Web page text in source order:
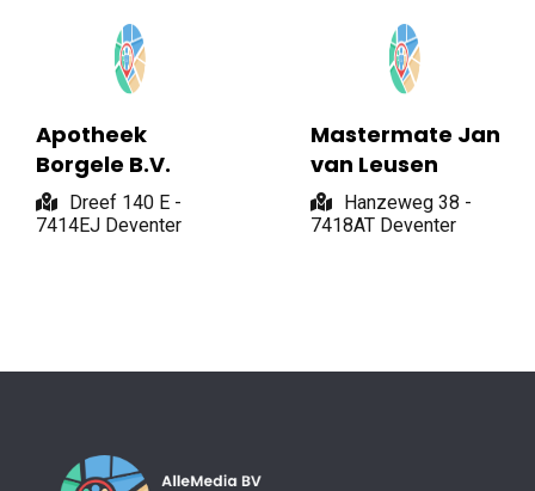
Apotheek
Borgele B.V.
Dreef 140 E -
7414EJ Deventer
Mastermate Jan
van Leusen
Hanzeweg 38 -
7418AT Deventer